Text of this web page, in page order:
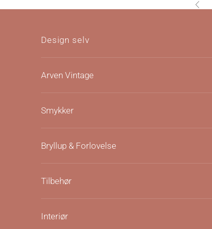
Hopp til innhold Forrige
Design selv
Arven Vintage
Smykker
Bryllup & Forlovelse
Tilbehør
Interiør